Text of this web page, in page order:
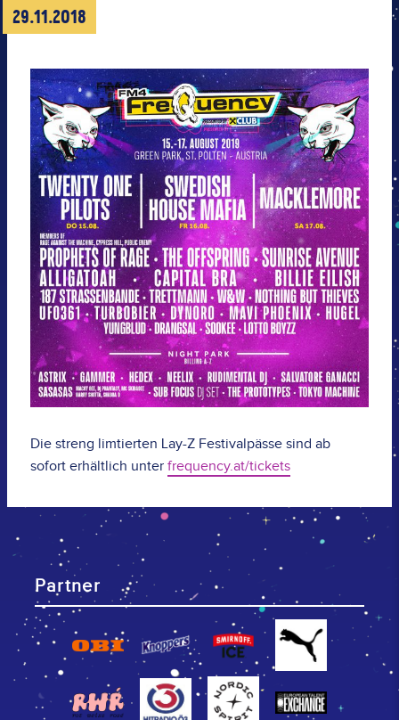
29.11.2018
Die streng limtierten Lay-Z Festivalpässe sind ab
sofort erhältlich unter frequency.at/tickets
Partner